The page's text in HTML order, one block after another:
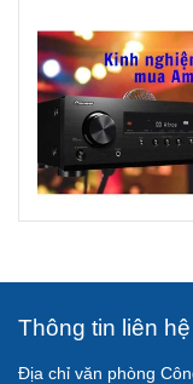
Thông tin liên hệ
Địa chỉ văn phòng